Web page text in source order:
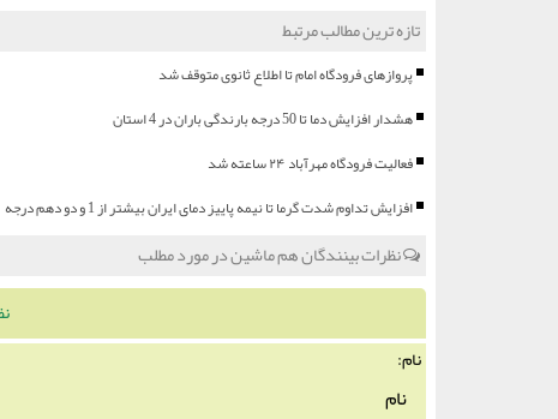
تازه ترین مطالب مرتبط
پروازهای فرودگاه امام تا اطلاع ثانوی متوقف شد
هشدار افزایش دما تا 50 درجه بارندگی باران در 4 استان
فعالیت فرودگاه مهرآباد ۲۴ ساعته شد
افزایش تداوم شدت گرما تا نیمه پاییز دمای ایران بیشتر از 1 و دو دهم درجه
نظرات بینندگان هم ماشین در مورد مطلب
نام: